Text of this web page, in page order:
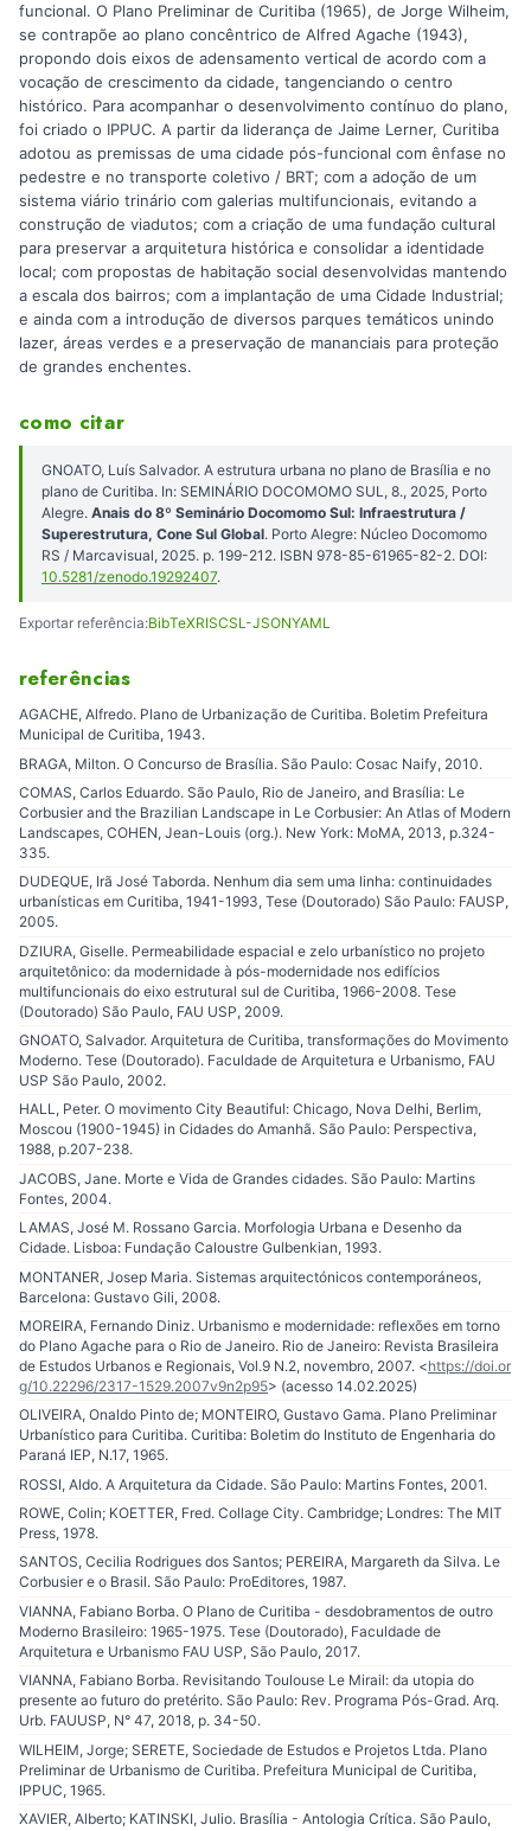
funcional. O Plano Preliminar de Curitiba (1965), de Jorge Wilheim,
se contrapõe ao plano concêntrico de Alfred Agache (1943),
propondo dois eixos de adensamento vertical de acordo com a
vocação de crescimento da cidade, tangenciando o centro
histórico. Para acompanhar o desenvolvimento contínuo do plano,
foi criado o IPPUC. A partir da liderança de Jaime Lerner, Curitiba
adotou as premissas de uma cidade pós-funcional com ênfase no
pedestre e no transporte coletivo / BRT; com a adoção de um
sistema viário trinário com galerias multifuncionais, evitando a
construção de viadutos; com a criação de uma fundação cultural
para preservar a arquitetura histórica e consolidar a identidade
local; com propostas de habitação social desenvolvidas mantendo
a escala dos bairros; com a implantação de uma Cidade Industrial;
e ainda com a introdução de diversos parques temáticos unindo
lazer, áreas verdes e a preservação de mananciais para proteção
de grandes enchentes.
como citar
GNOATO, Luís Salvador. A estrutura urbana no plano de Brasília e no
plano de Curitiba. In: SEMINÁRIO DOCOMOMO SUL, 8., 2025, Porto
Alegre. Anais do 8º Seminário Docomomo Sul: Infraestrutura /
Superestrutura, Cone Sul Global. Porto Alegre: Núcleo Docomomo
RS / Marcavisual, 2025. p. 199-212. ISBN 978-85-61965-82-2. DOI:
10.5281/zenodo.19292407.
Exportar referência:BibTeXRISCSL-JSONYAML
referências
AGACHE, Alfredo. Plano de Urbanização de Curitiba. Boletim Prefeitura
Municipal de Curitiba, 1943.
BRAGA, Milton. O Concurso de Brasília. São Paulo: Cosac Naify, 2010.
COMAS, Carlos Eduardo. São Paulo, Rio de Janeiro, and Brasília: Le
Corbusier and the Brazilian Landscape in Le Corbusier: An Atlas of Modern
Landscapes, COHEN, Jean-Louis (org.). New York: MoMA, 2013, p.324-
335.
DUDEQUE, Irã José Taborda. Nenhum dia sem uma linha: continuidades
urbanísticas em Curitiba, 1941-1993, Tese (Doutorado) São Paulo: FAUSP,
2005.
DZIURA, Giselle. Permeabilidade espacial e zelo urbanístico no projeto
arquitetônico: da modernidade à pós-modernidade nos edifícios
multifuncionais do eixo estrutural sul de Curitiba, 1966-2008. Tese
(Doutorado) São Paulo, FAU USP, 2009.
GNOATO, Salvador. Arquitetura de Curitiba, transformações do Movimento
Moderno. Tese (Doutorado). Faculdade de Arquitetura e Urbanismo, FAU
USP São Paulo, 2002.
HALL, Peter. O movimento City Beautiful: Chicago, Nova Delhi, Berlim,
Moscou (1900-1945) in Cidades do Amanhã. São Paulo: Perspectiva,
1988, p.207-238.
JACOBS, Jane. Morte e Vida de Grandes cidades. São Paulo: Martins
Fontes, 2004.
LAMAS, José M. Rossano Garcia. Morfologia Urbana e Desenho da
Cidade. Lisboa: Fundação Caloustre Gulbenkian, 1993.
MONTANER, Josep Maria. Sistemas arquitectónicos contemporáneos,
Barcelona: Gustavo Gili, 2008.
MOREIRA, Fernando Diniz. Urbanismo e modernidade: reflexões em torno
do Plano Agache para o Rio de Janeiro. Rio de Janeiro: Revista Brasileira
de Estudos Urbanos e Regionais, Vol.9 N.2, novembro, 2007. <https://doi.or
g/10.22296/2317-1529.2007v9n2p95> (acesso 14.02.2025)
OLIVEIRA, Onaldo Pinto de; MONTEIRO, Gustavo Gama. Plano Preliminar
Urbanístico para Curitiba. Curitiba: Boletim do Instituto de Engenharia do
Paraná IEP, N.17, 1965.
ROSSI, Aldo. A Arquitetura da Cidade. São Paulo: Martins Fontes, 2001.
ROWE, Colin; KOETTER, Fred. Collage City. Cambridge; Londres: The MIT
Press, 1978.
SANTOS, Cecilia Rodrigues dos Santos; PEREIRA, Margareth da Silva. Le
Corbusier e o Brasil. São Paulo: ProEditores, 1987.
VIANNA, Fabiano Borba. O Plano de Curitiba - desdobramentos de outro
Moderno Brasileiro: 1965-1975. Tese (Doutorado), Faculdade de
Arquitetura e Urbanismo FAU USP, São Paulo, 2017.
VIANNA, Fabiano Borba. Revisitando Toulouse Le Mirail: da utopia do
presente ao futuro do pretérito. São Paulo: Rev. Programa Pós-Grad. Arq.
Urb. FAUUSP, N° 47, 2018, p. 34-50.
WILHEIM, Jorge; SERETE, Sociedade de Estudos e Projetos Ltda. Plano
Preliminar de Urbanismo de Curitiba. Prefeitura Municipal de Curitiba,
IPPUC, 1965.
XAVIER, Alberto; KATINSKI, Julio. Brasília - Antologia Crítica. São Paulo,